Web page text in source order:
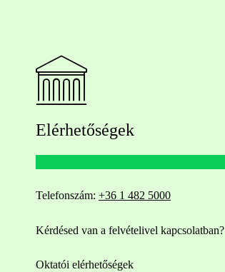
Elérhetőségek
Telefonszám: +36 1 482 5000
Kérdésed van a felvételivel kapcsolatban?
Oktatói elérhetőségek